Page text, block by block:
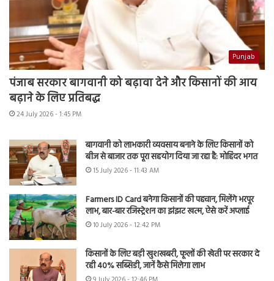
Punjab
पंजाब सरकार बागवानी को बढ़ावा देने और किसानों की आय
बढ़ाने के लिए प्रतिबद्ध
24 July 2026 - 1:45 PM
बागवानी को लाभकारी व्यवसाय बनाने के लिए किसानों को
बीज से बाजार तक पूरा सहयोग दिया जा रहा है: मोहिंदर भगत
15 July 2026 - 11:43 AM
Farmers ID Card बनेगा किसानों की पहचान, मिलेंगे भरपूर
लाभ, बार-बार रजिस्ट्रेशन का झंझट खत्म, ऐसे करें अप्लाई
10 July 2026 - 12:42 PM
किसानों के लिए बड़ी खुशखबरी, फूलों की खेती पर सरकार दे
रही 40% सब्सिडी, जानें कैसे मिलेगा लाभ